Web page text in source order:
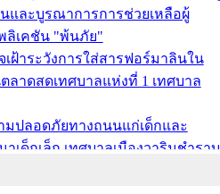
และบูรณาการการช่วยเหลือผู้
ลิเคชัน "พ้นภัย"
เฝ้าระวังการใส่สารฟอร์มาลินใน
ลาดสดเทศบาลแห่งที่ 1 เทศบาล
มปลอดภัยทางถนนแก่เด็กและ
เด็กเล็ก เทศบาลเมืองวารินชำราบ
ราบ ร่วมประชุมปรึกษาหารือการ